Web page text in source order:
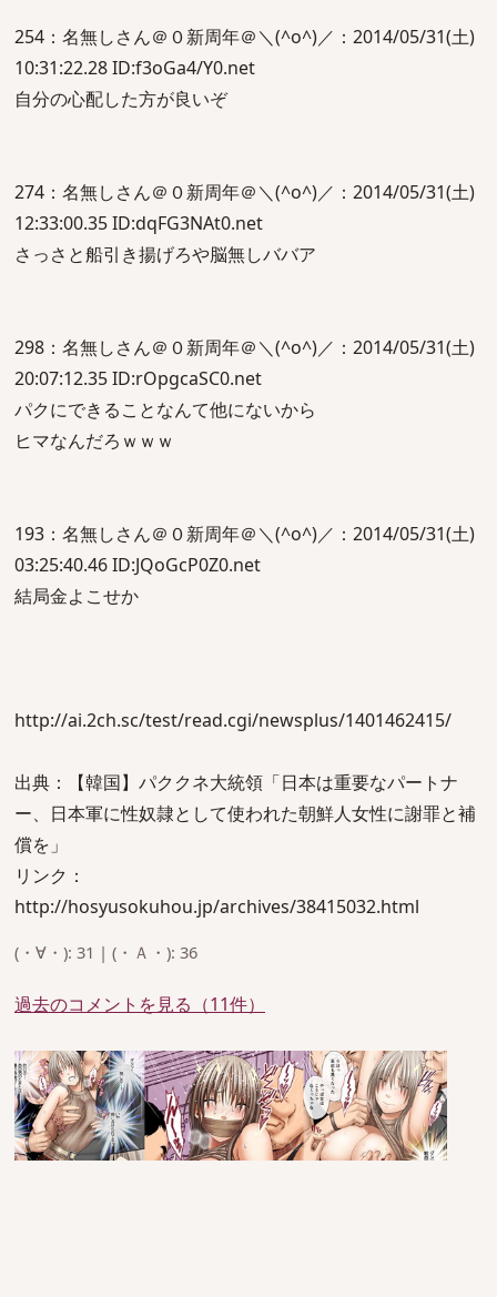
254：名無しさん＠０新周年＠＼(^o^)／：2014/05/31(土)
10:31:22.28 ID:f3oGa4/Y0.net
自分の心配した方が良いぞ
274：名無しさん＠０新周年＠＼(^o^)／：2014/05/31(土)
12:33:00.35 ID:dqFG3NAt0.net
さっさと船引き揚げろや脳無しババア
298：名無しさん＠０新周年＠＼(^o^)／：2014/05/31(土)
20:07:12.35 ID:rOpgcaSC0.net
パクにできることなんて他にないから
ヒマなんだろｗｗｗ
193：名無しさん＠０新周年＠＼(^o^)／：2014/05/31(土)
03:25:40.46 ID:JQoGcP0Z0.net
結局金よこせか
http://ai.2ch.sc/test/read.cgi/newsplus/1401462415/
出典：【韓国】パククネ大統領「日本は重要なパートナ
ー、日本軍に性奴隷として使われた朝鮮人女性に謝罪と補
償を」
リンク：
http://hosyusokuhou.jp/archives/38415032.html
(・∀・): 31 | (・Ａ・): 36
過去のコメントを見る（11件）